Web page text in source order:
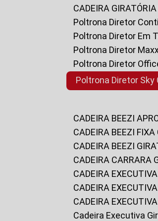
CADEIRA
Poltrona Diretor
Poltrona Diretor Em
Poltrona Diretor
Poltrona Diretor
Poltrona Diretor
CADEIRA BEEZI
CADEIRA BEEZI
CADEIRA BEEZI
CADEIRA CARRARA
CADEIRA
CADEIRA
CADEIRA
Cadeira Executiva